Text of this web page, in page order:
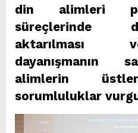
din alimleri
süreçlerinde
aktarılması
dayanışmanın
alimlerin
sorumluluklar